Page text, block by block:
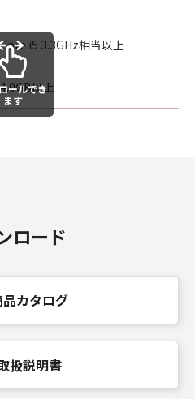
Core i5 3.3GHz相当以上
4.0GB以上
ールでき
ます
ロード
品カタログ
扱説明書